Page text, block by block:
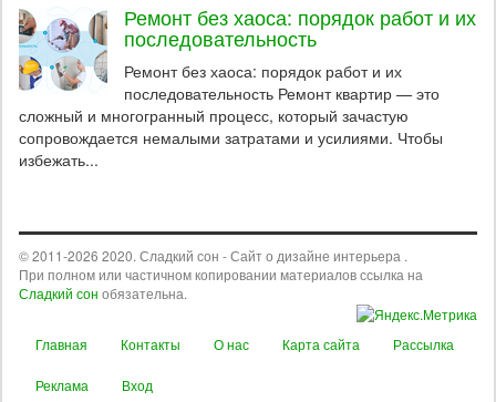
Ремонт без хаоса: порядок работ и их
последовательность
Ремонт без хаоса: порядок работ и их
последовательность Ремонт квартир — это
сложный и многогранный процесс, который зачастую
сопровождается немалыми затратами и усилиями. Чтобы
избежать...
© 2011-2026 2020. Сладкий сон - Сайт о дизайне интерьера .
При полном или частичном копировании материалов ссылка на
Сладкий сон обязательна.
Главная Контакты О нас Карта сайта Рассылка
Реклама Вход